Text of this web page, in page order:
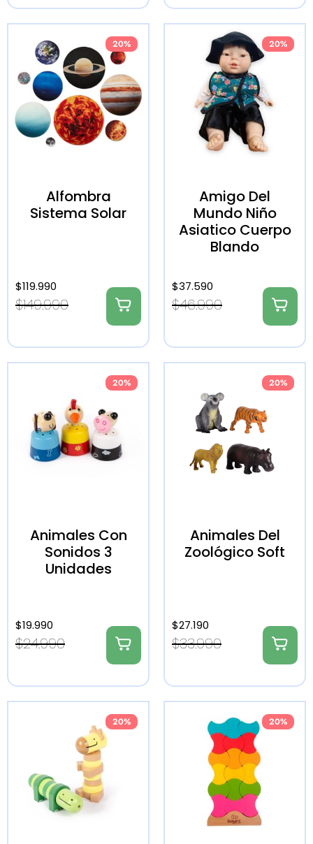
20%
Alfombra
Sistema Solar
$149.990
$119.990
20%
Amigo Del
Mundo Niño
Asiatico Cuerpo
Blando
$46.990
$37.590
20%
Animales Con
Sonidos 3
Unidades
$24.990
$19.990
20%
Animales Del
Zoológico Soft
$33.990
$27.190
20% 20%